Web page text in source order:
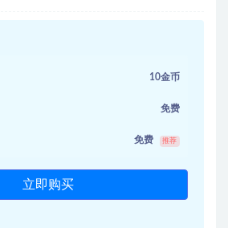
10金币
免费
免费 推荐
立即购买